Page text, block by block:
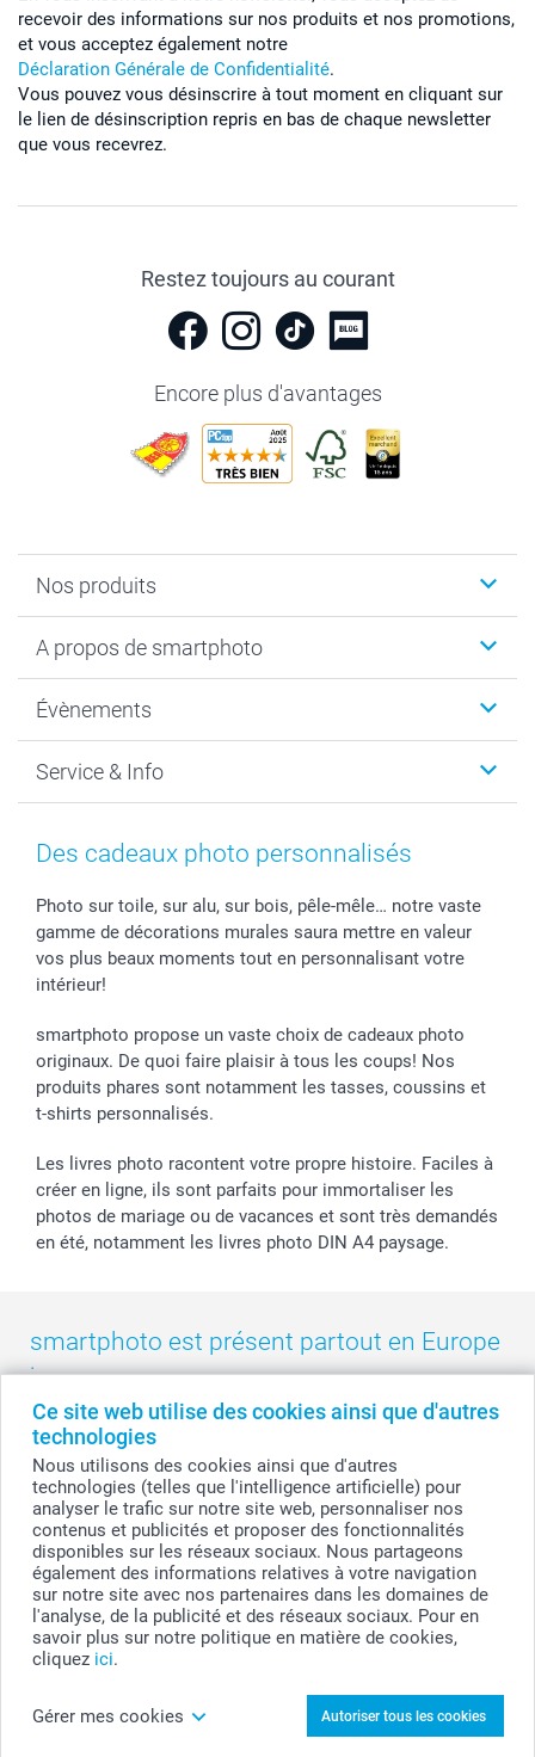
Ce site web utilise des cookies ainsi que d'autres
technologies
Nous utilisons des cookies ainsi que d'autres
technologies (telles que l'intelligence artificielle) pour
analyser le trafic sur notre site web, personnaliser nos
contenus et publicités et proposer des fonctionnalités
disponibles sur les réseaux sociaux. Nous partageons
également des informations relatives à votre navigation
sur notre site avec nos partenaires dans les domaines de
l'analyse, de la publicité et des réseaux sociaux. Pour en
savoir plus sur notre politique en matière de cookies,
cliquez ici.
Gérer mes cookies Autoriser tous les cookies
recevoir des informations sur nos produits et nos promotions,
et vous acceptez également notre
Déclaration Générale de Confidentialité.
Vous pouvez vous désinscrire à tout moment en cliquant sur
le lien de désinscription repris en bas de chaque newsletter
que vous recevrez.
Restez toujours au courant
Encore plus d'avantages
Nos produits
Cadeaux photo
MyNameBook
Développement photo & Tirage photo
Cadres photo & accessoires déco
Stickers & Etiquettes
Chèque Cadeau
A propos de smartphoto
Durabilité
Gestion des cookies
Mentions Légales
Affiliation
Investor Relations
B2B smartbusiness
Évènements
Nouvel An
Fête des Mères
Confirmation ou communion
Mariage
Fête d'anniversaire
Tous les évènements
Service & Info
Tarifs et frais de livraison
Livraison en 48 heures
Modes de Paiement
Identifiez-vous
Statut de ma commande
smarfriends
smartgarantie
smartbonus
Des cadeaux photo personnalisés
Photo sur toile, sur alu, sur bois, pêle-mêle… notre vaste
gamme de décorations murales saura mettre en valeur
vos plus beaux moments tout en personnalisant votre
intérieur!
smartphoto propose un vaste choix de cadeaux photo
originaux. De quoi faire plaisir à tous les coups! Nos
produits phares sont notamment les tasses, coussins et
t-shirts personnalisés.
Les livres photo racontent votre propre histoire. Faciles à
créer en ligne, ils sont parfaits pour immortaliser les
photos de mariage ou de vacances et sont très demandés
en été, notamment les livres photo DIN A4 paysage.
smartphoto est présent partout en Europe
:
België - Belgique - Danmark - Deutschland - France - Ireland
- Nederland - Norge
Switzerland - Suomi - Sverige - United Kingdom
Other Countries
Tous les prix sont en francs suisses (CHF), TVA incluse et hors frais de port.